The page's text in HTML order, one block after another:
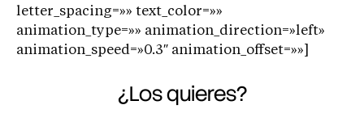
letter_spacing=»» text_color=»»
animation_type=»» animation_direction=»left»
animation_speed=»0.3″ animation_offset=»»]
¿Los quieres?